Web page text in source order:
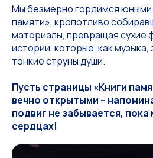
Мы безмерно гордимся юными
памяти», кропотливо
материалы, превращая сухие
истории, которые, как
тонкие струны души.
Пусть страницы «Книги
вечно открытыми –
подвиг не забывается, пока
сердцах!